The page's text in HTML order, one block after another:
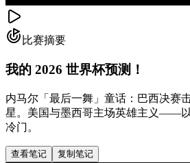
比赛摘要
我的 2026 世界杯预测！
内马尔「最后一舞」童话：巴西决赛
星。美国与墨西哥主场英雄主义——
冷门。
查看笔记 复制笔记